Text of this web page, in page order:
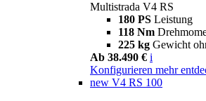
Multistrada V4 RS
180 PS Leistung
118 Nm
225 kg Gewicht
Ab 38.490 € i
Konfigurieren mehr
new V4 RS 100